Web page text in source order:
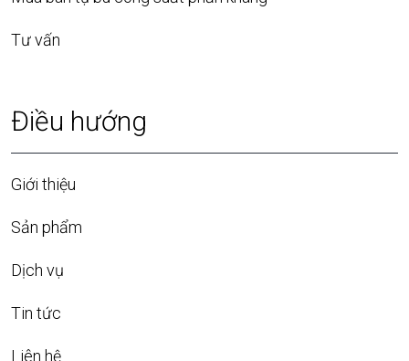
Tư vấn
Điều hướng
Giới thiệu
Sản phẩm
Dịch vụ
Tin tức
Liên hệ